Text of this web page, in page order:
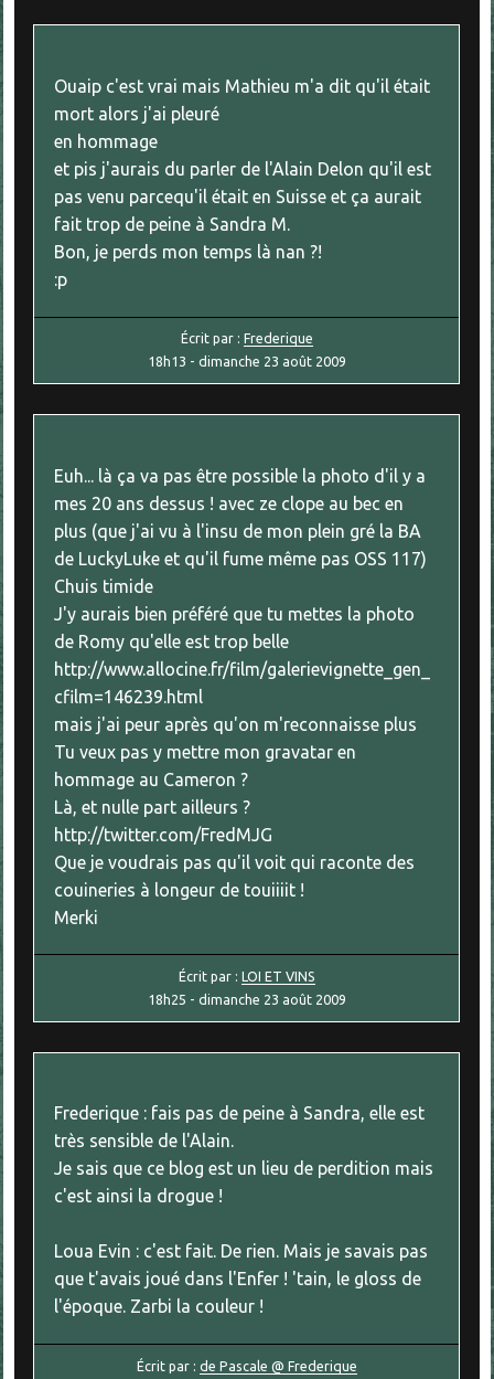
Ouaip c'est vrai mais Mathieu m'a dit qu'il était
mort alors j'ai pleuré
en hommage
et pis j'aurais du parler de l'Alain Delon qu'il est
pas venu parcequ'il était en Suisse et ça aurait
fait trop de peine à Sandra M.
Bon, je perds mon temps là nan ?!
:p
Écrit par : Frederique
18h13 - dimanche 23 août 2009
Euh... là ça va pas être possible la photo d'il y a
mes 20 ans dessus ! avec ze clope au bec en
plus (que j'ai vu à l'insu de mon plein gré la BA
de LuckyLuke et qu'il fume même pas OSS 117)
Chuis timide
J'y aurais bien préféré que tu mettes la photo
de Romy qu'elle est trop belle
http://www.allocine.fr/film/galerievignette_gen_
cfilm=146239.html
mais j'ai peur après qu'on m'reconnaisse plus
Tu veux pas y mettre mon gravatar en
hommage au Cameron ?
Là, et nulle part ailleurs ?
http://twitter.com/FredMJG
Que je voudrais pas qu'il voit qui raconte des
couineries à longeur de touiiiit !
Merki
Écrit par : LOI ET VINS
18h25 - dimanche 23 août 2009
Frederique : fais pas de peine à Sandra, elle est
très sensible de l'Alain.
Je sais que ce blog est un lieu de perdition mais
c'est ainsi la drogue !
Loua Evin : c'est fait. De rien. Mais je savais pas
que t'avais joué dans l'Enfer ! 'tain, le gloss de
l'époque. Zarbi la couleur !
Écrit par : de Pascale @ Frederique